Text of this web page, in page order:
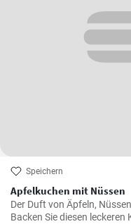
Speichern
Apfelkuchen mit Nüssen
Der Duft von Äpfeln,
Backen Sie diesen leckeren